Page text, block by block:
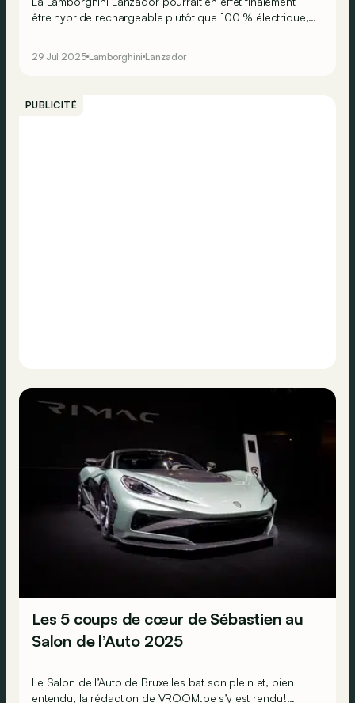
être hybride rechargeable plutôt que 100 % électrique,
29 Jul 2025 Lamborghini Lanzador
PUBLICITÉ
Les 5 coups de cœur de Sébastien au
Salon de l’Auto 2025
Le Salon de l’Auto de Bruxelles bat son plein et, bien
entendu, la rédaction de VROOM.be s’y est rendu !